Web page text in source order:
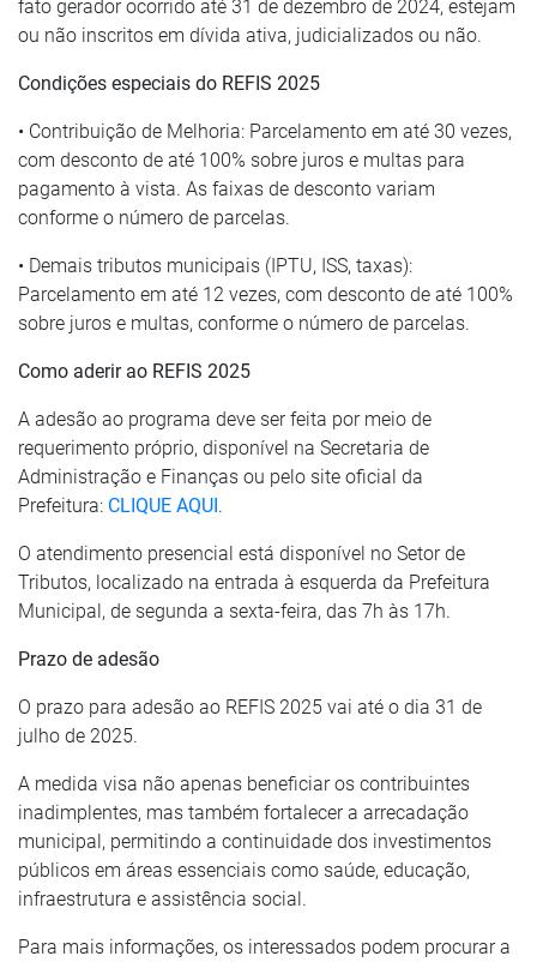
fato gerador ocorrido até 31 de dezembro de 2024, estejam
ou não inscritos em dívida ativa, judicializados ou não.
Condições especiais do REFIS 2025
• Contribuição de Melhoria: Parcelamento em até 30 vezes,
com desconto de até 100% sobre juros e multas para
pagamento à vista. As faixas de desconto variam
conforme o número de parcelas.
• Demais tributos municipais (IPTU, ISS, taxas):
Parcelamento em até 12 vezes, com desconto de até 100%
sobre juros e multas, conforme o número de parcelas.
Como aderir ao REFIS 2025
A adesão ao programa deve ser feita por meio de
requerimento próprio, disponível na Secretaria de
Administração e Finanças ou pelo site oficial da
Prefeitura: CLIQUE AQUI.
O atendimento presencial está disponível no Setor de
Tributos, localizado na entrada à esquerda da Prefeitura
Municipal, de segunda a sexta-feira, das 7h às 17h.
Prazo de adesão
O prazo para adesão ao REFIS 2025 vai até o dia 31 de
julho de 2025.
A medida visa não apenas beneficiar os contribuintes
inadimplentes, mas também fortalecer a arrecadação
municipal, permitindo a continuidade dos investimentos
públicos em áreas essenciais como saúde, educação,
infraestrutura e assistência social.
Para mais informações, os interessados podem procurar a